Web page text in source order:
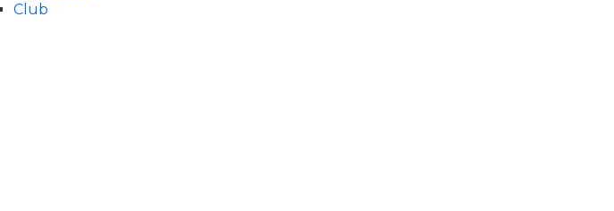
Club